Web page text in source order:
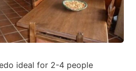
ideal for 2-4 people